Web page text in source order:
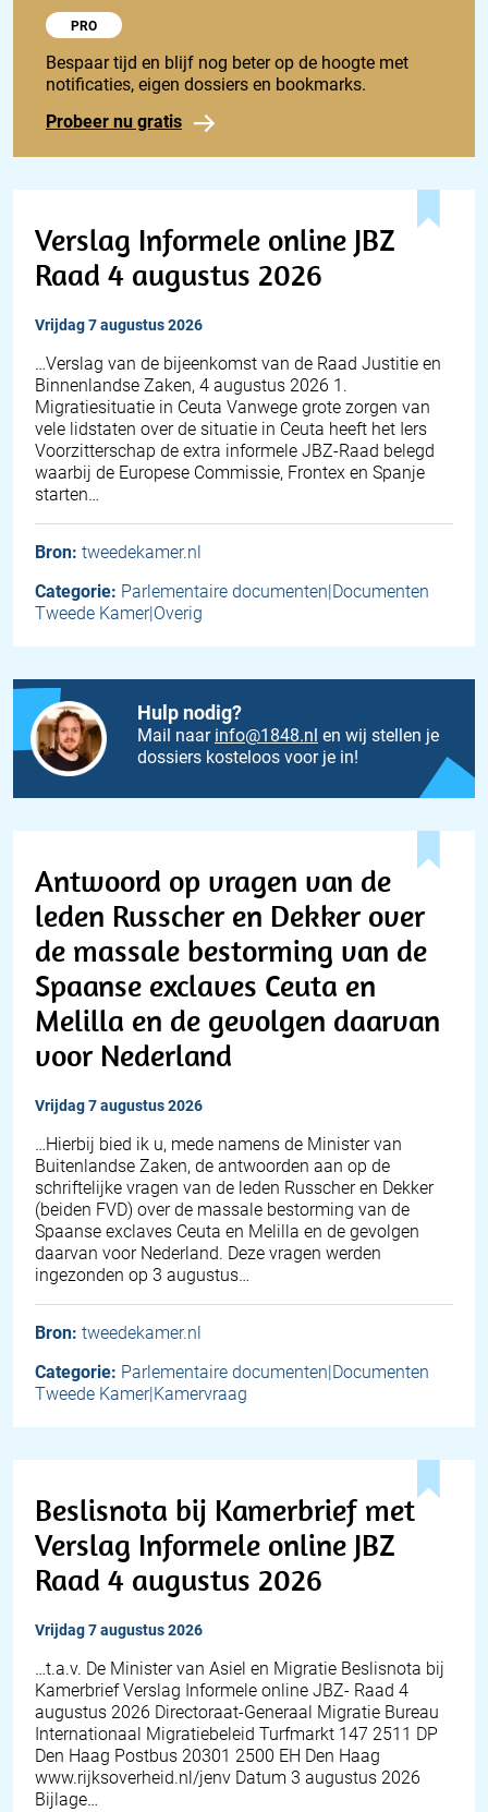
Probeer 1848 Pro
PRO
Bespaar tijd en blijf nog beter op de hoogte met
notificaties, eigen dossiers en bookmarks.
Probeer nu gratis
Verslag Informele online JBZ
Raad 4 augustus 2026
vrijdag 7 augustus 2026
… Verslag van de bijeenkomst van de Raad Justitie en
Binnenlandse Zaken, 4 augustus 2026 1.
Migratiesituatie in Ceuta Vanwege grote zorgen van
vele lidstaten over de situatie in Ceuta heeft het Iers
Voorzitterschap de extra informele JBZ-Raad belegd
waarbij de Europese Commissie, Frontex en Spanje
starten…
Bron: tweedekamer.nl
Categorie: Parlementaire documenten|Documenten
Tweede Kamer|Overig
Hulp nodig?
Mail naar info@1848.nl en wij stellen je
dossiers kosteloos voor je in!
Antwoord op vragen van de
leden Russcher en Dekker over
de massale bestorming van de
Spaanse exclaves Ceuta en
Melilla en de gevolgen daarvan
voor Nederland
vrijdag 7 augustus 2026
… Hierbij bied ik u, mede namens de Minister van
Buitenlandse Zaken, de antwoorden aan op de
schriftelijke vragen van de leden Russcher en Dekker
(beiden FVD) over de massale bestorming van de
Spaanse exclaves Ceuta en Melilla en de gevolgen
daarvan voor Nederland. Deze vragen werden
ingezonden op 3 augustus…
Bron: tweedekamer.nl
Categorie: Parlementaire documenten|Documenten
Tweede Kamer|Kamervraag
Beslisnota bij Kamerbrief met
Verslag Informele online JBZ
Raad 4 augustus 2026
vrijdag 7 augustus 2026
…t.a.v. De Minister van Asiel en Migratie Beslisnota bij
Kamerbrief Verslag Informele online JBZ- Raad 4
augustus 2026 Directoraat-Generaal Migratie Bureau
Internationaal Migratiebeleid Turfmarkt 147 2511 DP
Den Haag Postbus 20301 2500 EH Den Haag
www.rijksoverheid.nl/jenv Datum 3 augustus 2026
Bijlage…